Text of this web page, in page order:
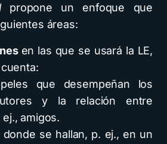
propone un enfoque que
áreas:
en las que se usará la LE,
que desempeñan los
y la relación entre
ej., amigos.
donde se hallan, p. ej., en un